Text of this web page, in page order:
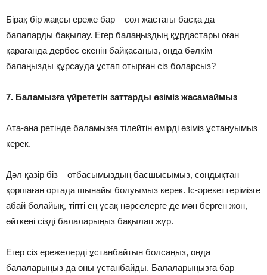
Бірақ бір жақсы ереже бар – сол жастағы басқа да
балаларды бақылау. Егер балаңыздың құрдастары оған
қарағанда дербес екенін байқасаңыз, онда бәлкім
балаңызды құрсауда ұстап отырған сіз боларсыз?
7. Баламызға үйрететін заттарды өзіміз жасамаймыз
Ата-ана ретінде баламызға тілейтін өмірді өзіміз ұстануымыз
керек.
Дәл қазір біз – отбасымыздың басшысымыз, сондықтан
қоршаған ортада шынайы болуымыз керек. Іс-әрекеттерімізге
абай болайық, тіпті ең ұсақ нәрселерге де мән берген жөн,
өйткені сізді балаларыңыз бақылап жүр.
Егер сіз ережелерді ұстанбайтын болсаңыз, онда
балаларыңыз да оны ұстанбайды. Балаларыңызға бар